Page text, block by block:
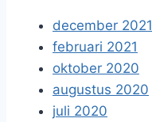
december 2021
februari 2021
oktober 2020
augustus 2020
juli 2020